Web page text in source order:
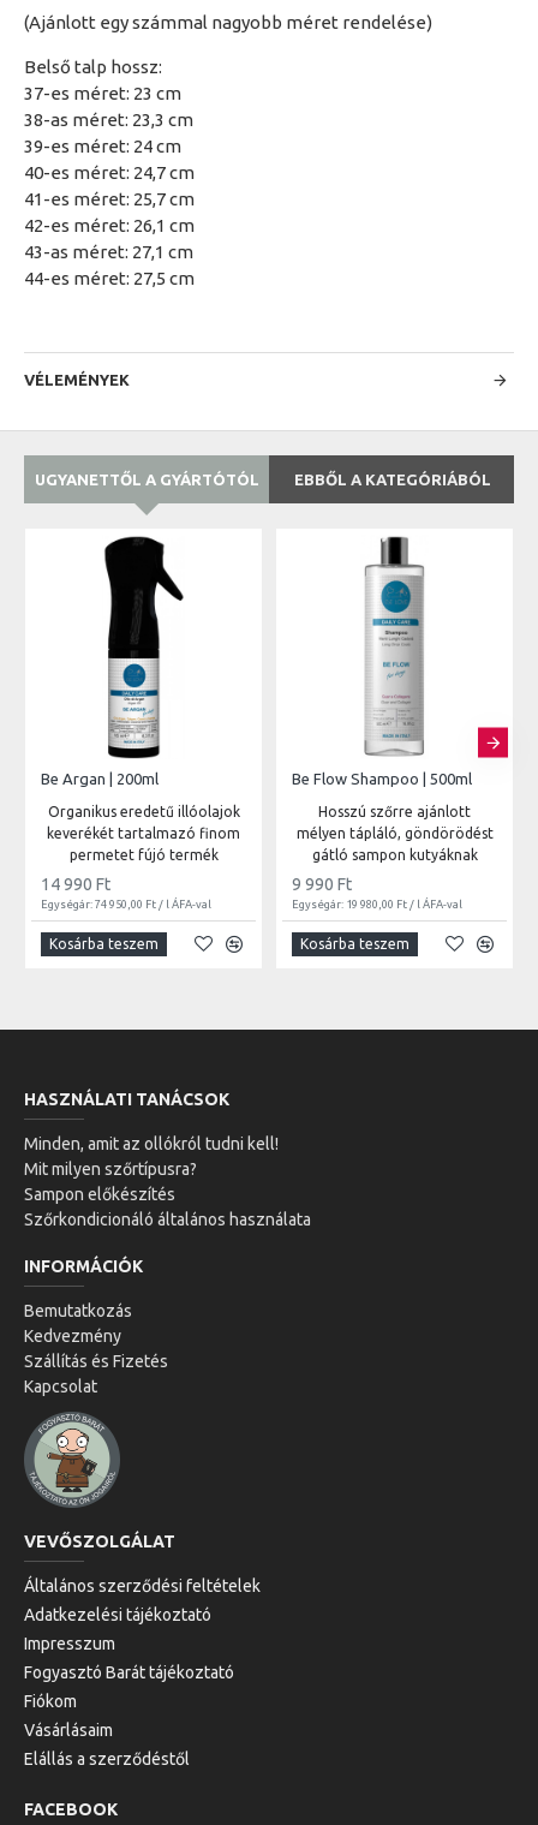
(Ajánlott egy számmal nagyobb méret rendelése)
Belső talp hossz:
37-es méret: 23 cm
38-as méret: 23,3 cm
39-es méret: 24 cm
40-es méret: 24,7 cm
41-es méret: 25,7 cm
42-es méret: 26,1 cm
43-as méret: 27,1 cm
44-es méret: 27,5 cm
VÉLEMÉNYEK
UGYANETTŐL A GYÁRTÓTÓL EBBŐL A KATEGÓRIÁBÓL
Be Argan | 200ml
Organikus eredetű illóolajok
keverékét tartalmazó finom
permetet fújó termék
14 990 Ft
Egységár: 74 950,00 Ft / l ÁFA-val
Kosárba teszem
Be Flow Shampoo | 500ml
Hosszú szőrre ajánlott
mélyen tápláló, göndörödést
gátló sampon kutyáknak
9 990 Ft
Egységár: 19 980,00 Ft / l ÁFA-val
Kosárba teszem
HASZNÁLATI TANÁCSOK
Minden, amit az ollókról tudni kell!
Mit milyen szőrtípusra?
Sampon előkészítés
Szőrkondicionáló általános használata
INFORMÁCIÓK
Bemutatkozás
Kedvezmény
Szállítás és Fizetés
Kapcsolat
VEVŐSZOLGÁLAT
Általános szerződési feltételek
Adatkezelési tájékoztató
Impresszum
Fogyasztó Barát tájékoztató
Fiókom
Vásárlásaim
Elállás a szerződéstől
FACEBOOK